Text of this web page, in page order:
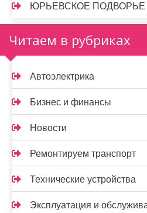
ЮРЬЕВСКОЕ ПОДВОРЬЕ
Читаем в рубриках
Автоэлектрика
Бизнес и финансы
Новости
Ремонтируем транспорт
Технические устройства
Эксплуатация и